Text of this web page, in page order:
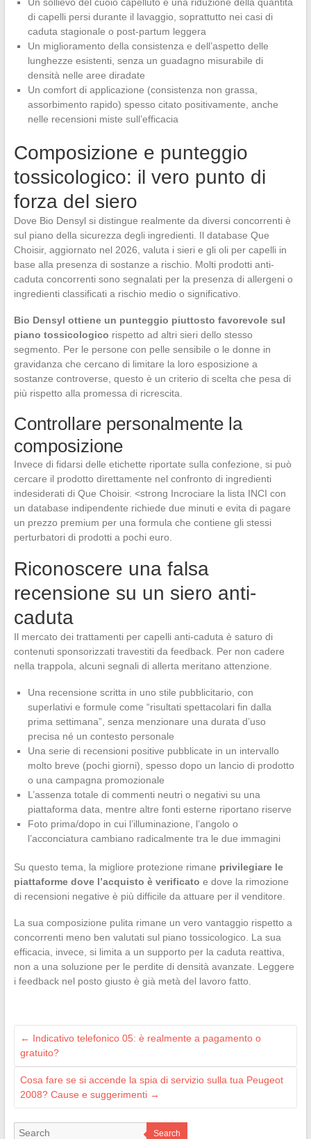
di capelli persi durante il lavaggio, soprattutto nei casi di
caduta stagionale o post-partum leggera
Un miglioramento della consistenza e dell’aspetto delle
lunghezze esistenti, senza un guadagno misurabile di
densità nelle aree diradate
Un comfort di applicazione (consistenza non grassa,
assorbimento rapido) spesso citato positivamente, anche
nelle recensioni miste sull’efficacia
Composizione e punteggio
tossicologico: il vero punto di
forza del siero
Dove Bio Densyl si distingue realmente da diversi concorrenti è
sul piano della sicurezza degli ingredienti. Il database Que
Choisir, aggiornato nel 2026, valuta i sieri e gli oli per capelli in
base alla presenza di sostanze a rischio. Molti prodotti anti-
caduta concorrenti sono segnalati per la presenza di allergeni o
ingredienti classificati a rischio medio o significativo.
Bio Densyl ottiene un punteggio piuttosto favorevole sul
piano tossicologico rispetto ad altri sieri dello stesso
segmento. Per le persone con pelle sensibile o le donne in
gravidanza che cercano di limitare la loro esposizione a
sostanze controverse, questo è un criterio di scelta che pesa di
più rispetto alla promessa di ricrescita.
Controllare personalmente la
composizione
Invece di fidarsi delle etichette riportate sulla confezione, si può
cercare il prodotto direttamente nel confronto di ingredienti
indesiderati di Que Choisir. <strong Incrociare la lista INCI con
un database indipendente richiede due minuti e evita di pagare
un prezzo premium per una formula che contiene gli stessi
perturbatori di prodotti a pochi euro.
Riconoscere una falsa
recensione su un siero anti-
caduta
Il mercato dei trattamenti per capelli anti-caduta è saturo di
contenuti sponsorizzati travestiti da feedback. Per non cadere
nella trappola, alcuni segnali di allerta meritano attenzione.
Una recensione scritta in uno stile pubblicitario, con
superlativi e formule come “risultati spettacolari fin dalla
prima settimana”, senza menzionare una durata d’uso
precisa né un contesto personale
Una serie di recensioni positive pubblicate in un intervallo
molto breve (pochi giorni), spesso dopo un lancio di prodotto
o una campagna promozionale
L’assenza totale di commenti neutri o negativi su una
piattaforma data, mentre altre fonti esterne riportano riserve
Foto prima/dopo in cui l’illuminazione, l’angolo o
l’acconciatura cambiano radicalmente tra le due immagini
Su questo tema, la migliore protezione rimane privilegiare le
piattaforme dove l’acquisto è verificato e dove la rimozione
di recensioni negative è più difficile da attuare per il venditore.
La sua composizione pulita rimane un vero vantaggio rispetto a
concorrenti meno ben valutati sul piano tossicologico. La sua
efficacia, invece, si limita a un supporto per la caduta reattiva,
non a una soluzione per le perdite di densità avanzate. Leggere
i feedback nel posto giusto è già metà del lavoro fatto.
← Indicativo telefonico 05: è realmente a pagamento o
gratuito?
Cosa fare se si accende la spia di servizio sulla tua Peugeot
2008? Cause e suggerimenti →
Search